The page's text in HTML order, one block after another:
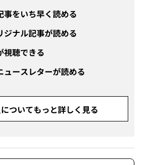
事をいち早く読める
ジナル記事が読める
視聴できる
ュースレターが読める
ついてもっと詳しく見る